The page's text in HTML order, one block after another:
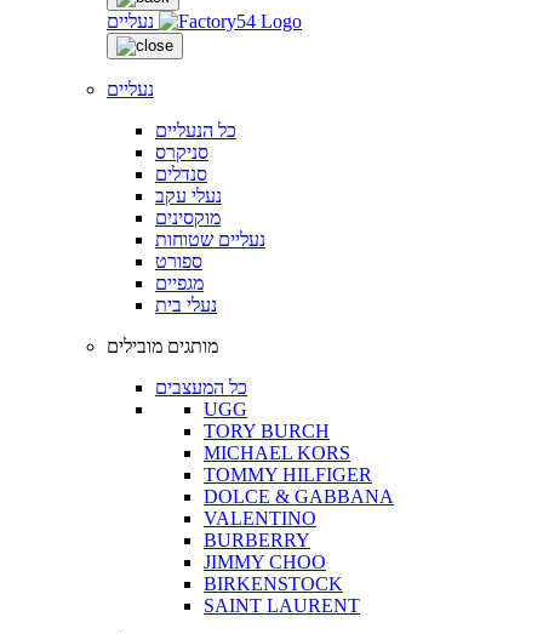
נעליים
נעליים
כל הנעליים
סניקרס
סנדלים
נעלי עקב
מוקסינים
נעליים שטוחות
ספורט
מגפיים
נעלי בית
מותגים מובילים
כל המעצבים
UGG
TORY BURCH
MICHAEL KORS
TOMMY HILFIGER
DOLCE & GABBANA
VALENTINO
BURBERRY
JIMMY CHOO
BIRKENSTOCK
SAINT LAURENT